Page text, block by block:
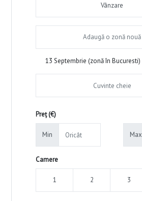
Vânzare
13 Septembrie (zonă în Bucuresti)
Preț (€)
Min Max
Camere
1 2 3